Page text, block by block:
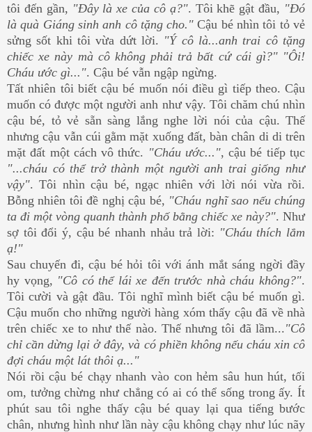
tôi đến gần, "Đây là xe của cô ạ?". Tôi khẽ gật đầu, "Đó
là quà Giáng sinh anh cô tặng cho."Cậu bé nhìn tôi tỏ vẻ
sửng sốt khi tôi vừa dứt lời. "Ý cô là...anh trai cô tặng
chiếc xe này mà cô không phải trả bất cứ cái gì?" "Ôi!
Cháu ước gì...". Cậu bé vẫn ngập ngừng.
Tất nhiên tôi biết cậu bé muốn nói điều gì tiếp theo. Cậu
muốn có được một người anh như vậy. Tôi chăm chú nhìn
cậu bé, tỏ vẻ sẵn sàng lắng nghe lời nói của cậu. Thế
nhưng cậu vẫn cúi gằm mặt xuống đất, bàn chân di di trên
mặt đất một cách vô thức. "Cháu ước...", cậu bé tiếp tục
"...cháu có thể trở thành một người anh trai giống như
vậy". Tôi nhìn cậu bé, ngạc nhiên với lời nói vừa rồi.
Bỗng nhiên tôi đề nghị cậu bé, "Cháu nghĩ sao nếu chúng
ta đi một vòng quanh thành phố bằng chiếc xe này?". Như
sợ tôi đổi ý, cậu bé nhanh nhảu trả lời: "Cháu thích lắm
ạ!"
Sau chuyến đi, cậu bé hỏi tôi với ánh mắt sáng ngời đầy
hy vọng, "Cô có thể lái xe đến trước nhà cháu không?".
Tôi cười và gật đầu. Tôi nghĩ mình biết cậu bé muốn gì.
Cậu muốn cho những người hàng xóm thấy cậu đã về nhà
trên chiếc xe to như thế nào. Thế nhưng tôi đã lầm..."Cô
chỉ cần dừng lại ở đây, và có phiền không nếu cháu xin cô
đợi cháu một lát thôi ạ..."
Nói rồi cậu bé chạy nhanh vào con hẻm sâu hun hút, tối
om, tưởng chừng như chẳng có ai có thể sống trong ấy. Ít
phút sau tôi nghe thấy cậu bé quay lại qua tiếng bước
chân, nhưng hình như lần này cậu không chạy như lúc nãy